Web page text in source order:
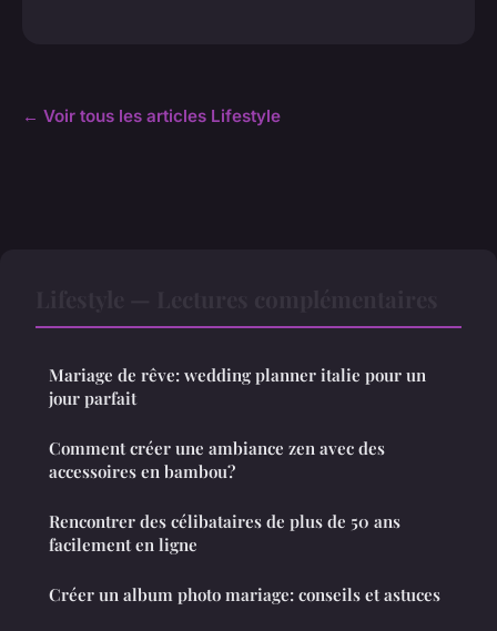
← Voir tous les articles Lifestyle
Mariage de rêve: wedding planner italie pour un
jour parfait
Comment créer une ambiance zen avec des
accessoires en bambou?
Rencontrer des célibataires de plus de 50 ans
facilement en ligne
Créer un album photo mariage: conseils et astuces